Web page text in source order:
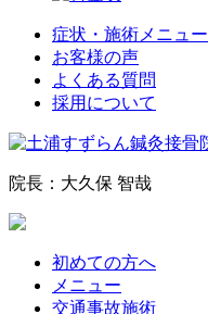
症状・施術メニュー
お客様の声
よくある質問
採用について
院長：大久保 智哉
初めての方へ
メニュー
交通事故施術